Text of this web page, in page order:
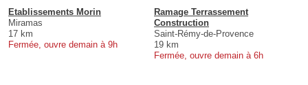
Etablissements Morin
Miramas
17 km
Fermée, ouvre demain à 9h
Ramage Terrassement
Construction
Saint-Rémy-de-Provence
19 km
Fermée, ouvre demain à 6h